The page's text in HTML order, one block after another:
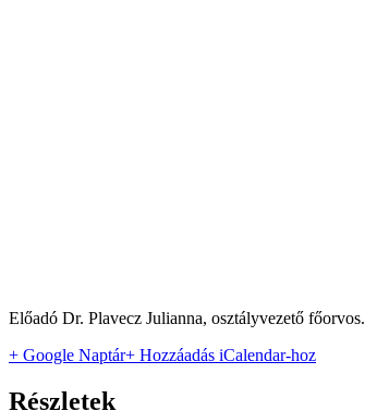
Előadó Dr. Plavecz Julianna, osztályvezető főorvos.
+ Google Naptár+ Hozzáadás iCalendar-hoz
Részletek